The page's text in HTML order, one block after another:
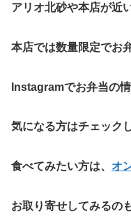
アリオ北砂や本店が近
本店では数量限定でお
Instagramでお弁当の
気になる方はチェック
食べてみたい方は、 オ
お取り寄せしてみるの